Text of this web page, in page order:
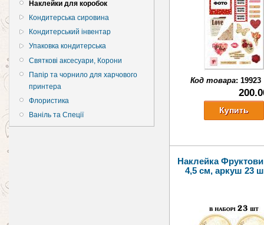
Наклейки для коробок
Кондитерська сировина
Кондитерський інвентар
Упаковка кондитерська
Святкові аксесуари, Корони
Папір та чорнило для харчового
принтера
Флористика
Ваніль та Спеції
Код товара:19923
Наклейка
4,5 см, аркуш 23